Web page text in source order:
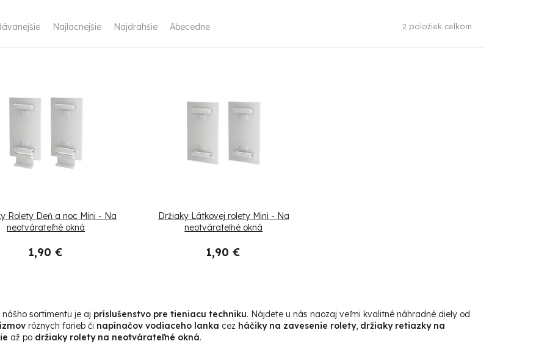
Najlacnejšie Najdrahšie Abecedne 2 položiek celkom
Rolety Deň a noc Mini - Na
neotvárateľné okná
1,90 €
Držiaky Látkovej rolety Mini - Na
neotvárateľné okná
1,90 €
v
l
nášho sortimentu je aj príslušenstvo pre tieniacu techniku. Nájdete u nás naozaj veľmi kvalitné náhradné diely od
rôznych farieb či napínačov vodiaceho lanka cez háčiky na zavesenie rolety, držiaky retiazky na
až po držiaky rolety na neotvárateľné okná.